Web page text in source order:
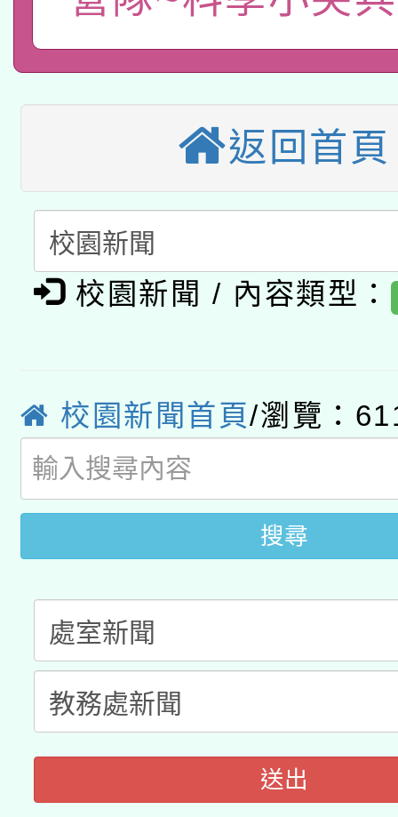
用水績優單位及節水達
本校115學年度第2次
招甄選結果公告(無人
適應運動共學行動站研
本館辦理115年度閱讀
暨閱讀推動專業研習
科技賦能─人工智慧
礎課程
A3數位素養講師名單
「數位內容與教學軟
薪期間赴陸應申請許可
業技術研究院辦理「
用水績優單位及節水達
115年8月22日(星期六
桃園市孔廟祈福系列
開 智慧啟航」
2026年桃園地景藝術
返回首頁
校園新聞 / 內容類型：
校園新聞首頁/瀏覽：
搜尋
送出